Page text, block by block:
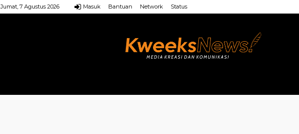
Jumat, 7 Agustus 2026 Masuk Bantuan Network Status